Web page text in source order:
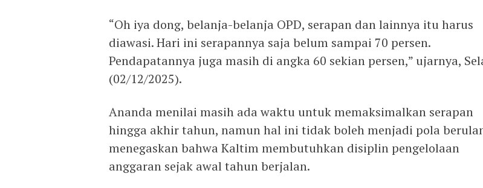
“Oh iya dong, belanja-belanja OPD, serapan dan lainnya itu harus
diawasi. Hari ini serapannya saja belum sampai 70 persen.
Pendapatannya juga masih di angka 60 sekian persen,” ujarnya,
(02/12/2025).
Ananda menilai masih ada waktu untuk memaksimalkan serapan
hingga akhir tahun, namun hal ini tidak boleh menjadi pola
menegaskan bahwa Kaltim membutuhkan disiplin pengelolaan
anggaran sejak awal tahun berjalan.